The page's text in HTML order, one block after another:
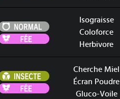
Normal
Fée
Isograisse
Coloforce
Herbivore
Insecte
Fée
Cherche Miel
Écran Poudre
Gluco-Voile